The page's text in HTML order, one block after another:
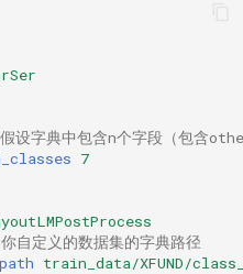
假设字典中包含n个字段（包
7
自定义的数据集的字典路径
train_data/XFUND/